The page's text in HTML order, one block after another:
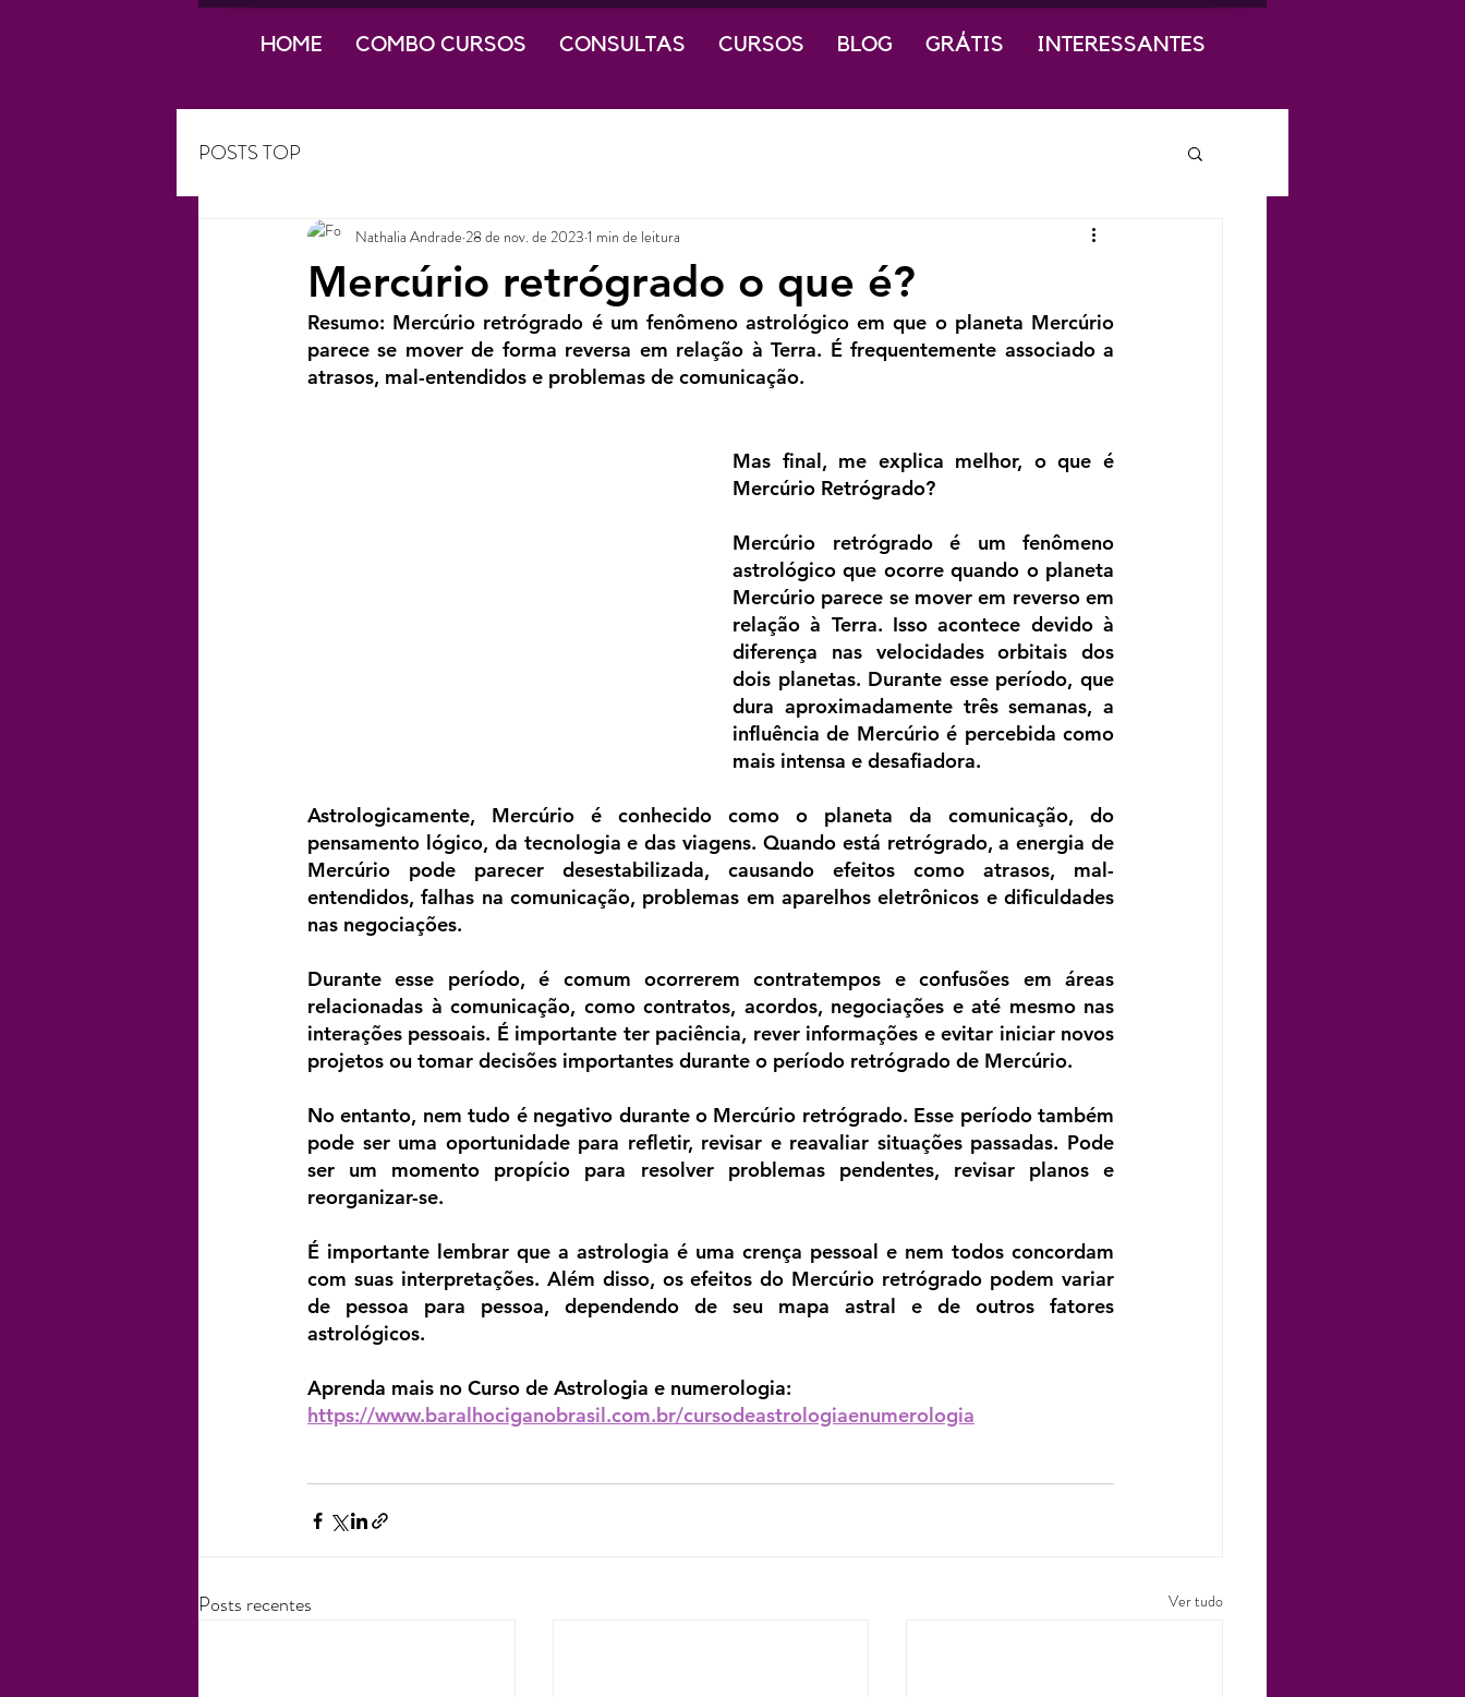
POSTS TOP
Mercúrio retrógrado o que é?
Nathalia Andrade 28 de nov. de 2023 1 min de leitura
Resumo: Mercúrio retrógrado é um fenômeno astrológico em que o planeta Mercúrio
parece se mover de forma reversa em relação à Terra. É frequentemente associado a
atrasos, mal-entendidos e problemas de comunicação.
Mas final, me explica melhor, o que é
Mercúrio Retrógrado?
Mercúrio retrógrado é um fenômeno
astrológico que ocorre quando o planeta
Mercúrio parece se mover em reverso em
relação à Terra. Isso acontece devido à
diferença nas velocidades orbitais dos
dois planetas. Durante esse período, que
dura aproximadamente três semanas, a
influência de Mercúrio é percebida como
mais intensa e desafiadora.
Astrologicamente, Mercúrio é conhecido como o planeta da comunicação, do
pensamento lógico, da tecnologia e das viagens. Quando está retrógrado, a energia de
Mercúrio pode parecer desestabilizada, causando efeitos como atrasos, mal-
entendidos, falhas na comunicação, problemas em aparelhos eletrônicos e dificuldades
nas negociações.
Durante esse período, é comum ocorrerem contratempos e confusões em áreas
relacionadas à comunicação, como contratos, acordos, negociações e até mesmo nas
interações pessoais. É importante ter paciência, rever informações e evitar iniciar novos
projetos ou tomar decisões importantes durante o período retrógrado de Mercúrio.
No entanto, nem tudo é negativo durante o Mercúrio retrógrado. Esse período também
pode ser uma oportunidade para refletir, revisar e reavaliar situações passadas. Pode
ser um momento propício para resolver problemas pendentes, revisar planos e
reorganizar-se.
É importante lembrar que a astrologia é uma crença pessoal e nem todos concordam
com suas interpretações. Além disso, os efeitos do Mercúrio retrógrado podem variar
de pessoa para pessoa, dependendo de seu mapa astral e de outros fatores
astrológicos.
Aprenda mais no Curso de Astrologia e numerologia:
https://www.baralhociganobrasil.com.br/cursodeastrologiaenumerologia
Posts recentes Ver tudo
HOME COMBO CURSOS CONSULTAS CURSOS BLOG GRÁTIS INTERESSANTES